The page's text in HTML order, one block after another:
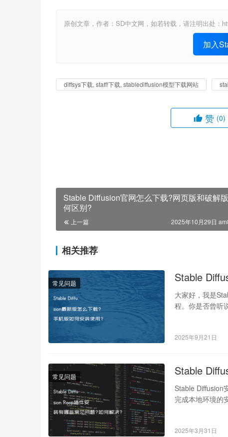
原创文章，作者：SD中文网，如若转载，请注明出处：
加入
diffsys下载, staff!下载, stablediffusion模型下载网站
赞 (0)
Stable Diffusion官网怎么下载?网页版和破解
何区别?
上一篇 2025年10月29日
相关推荐
常见问题 Stable
大家好，我是
程。你是否曾听
2025年9月21日
常见问题 Stable
Stable Diffusion
完成本地环境的
2025年3月31日